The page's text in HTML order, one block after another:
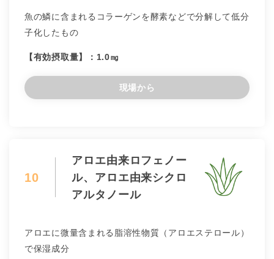
魚の鱗に含まれるコラーゲンを酵素などで分解して低分
子化したもの
【有効摂取量】：1.0㎎
現場から
10
アロエ由来ロフェノー
ル、アロエ由来シクロ
アルタノール
アロエに微量含まれる脂溶性物質（アロエステロール）
で保湿成分